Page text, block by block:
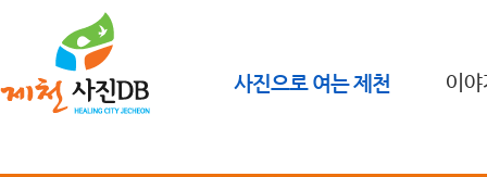
사진으로 여는 제천 이